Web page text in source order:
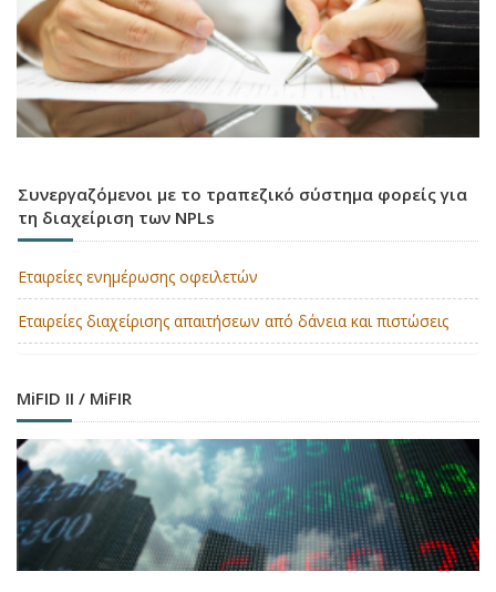
Συνεργαζόμενοι με το τραπεζικό σύστημα φορείς για
τη διαχείριση των NPLs
Εταιρείες ενημέρωσης οφειλετών
Εταιρείες διαχείρισης απαιτήσεων από δάνεια και πιστώσεις
MiFID II / MiFIR